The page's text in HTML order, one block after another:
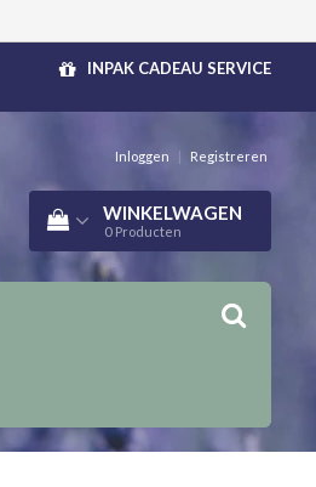
INPAK CADEAU SERVICE
Inloggen | Registreren
WINKELWAGEN
0 Producten